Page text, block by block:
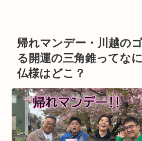
帰れマンデー・川越の
る開運の三角錐ってな
仏様はどこ？